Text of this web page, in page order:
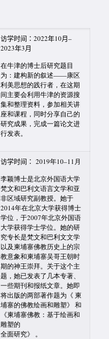
访学时间：2022年10月–
2023年3月
在牛津的博士后研究题目
为：建构新的叙述——康区
利美思想的践行者，在这期
间主要会利用牛津的资源搜
集和整理资料，参加相关讲
座和课程，同时分享自己的
研究成果，完成一篇论文进
行发表。
访学时间： 2019年10–11月
李颖博士是北京外国语大学
梵文和巴利文语言文学和亚
非区域研究副教授。她于
2014年在北京大学获得博士
学位，于2007年北京外国语
大学获得学士学位。她的研
究专长是梵文和巴利文文学
以及柬埔寨佛教历史上的宗
教意象和柬埔寨吴哥王朝时
期的神王崇拜。关于这个主
题，她已发表了几本专著、
一些期刊和报纸文章。她即
将出版的两部著作题为《 柬
埔寨的佛教绘画和雕塑》 和
《柬埔寨佛教：基于绘画和
雕塑的
全面研究》 。